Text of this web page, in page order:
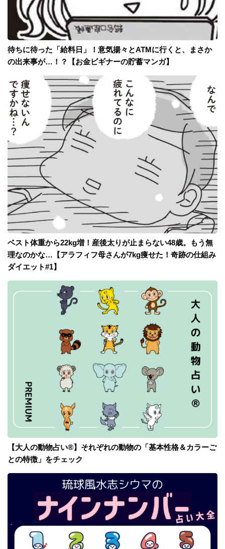
待ちに待った「給料日」！意気揚々とATMに行くと、まさか
の出来事が…！？【お金ビギナーの貯蓄マンガ】
ベスト体重から22kg増！産後太りが止まらない48歳。もう無
理なのかな…【アラフィフ母さんが7kg痩せた！奇跡の仕組み
ダイエット#1】
【大人の動物占い®】それぞれの動物の「基本性格＆カラーご
との特徴」をチェック